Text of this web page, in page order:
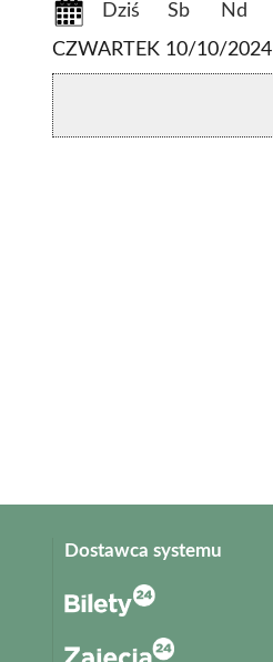
Dziś Sb Nd
CZWARTEK 10/10/2024
Dostawca systemu